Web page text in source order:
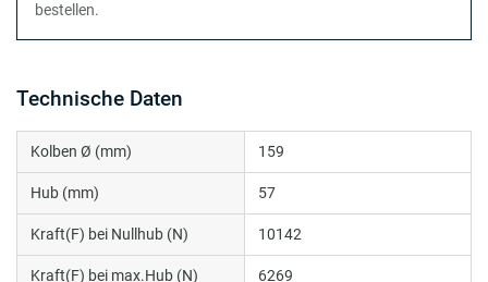
bestellen.
Technische Daten
Kolben Ø (mm) 159
Hub (mm) 57
Kraft(F) bei Nullhub (N) 10142
Kraft(F) bei max.Hub (N) 6269